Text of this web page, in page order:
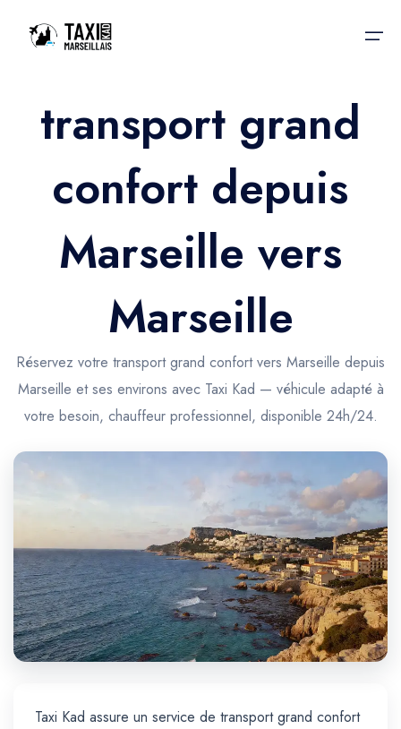
Accueil
Nos services
Nos services
Trajet Gare SNCF
Trajet Port croisière
Trajet Séminaire
Trajet Santé
Trajet Longue Distance
Réservation
Actualités & évènements
Contactez-nous
transport grand
confort depuis
Marseille vers
Marseille
Réservez votre transport grand confort vers Marseille depuis
Marseille et ses environs avec Taxi Kad — véhicule adapté à
votre besoin, chauffeur professionnel, disponible 24h/24.
Taxi Kad assure un service de transport grand confort